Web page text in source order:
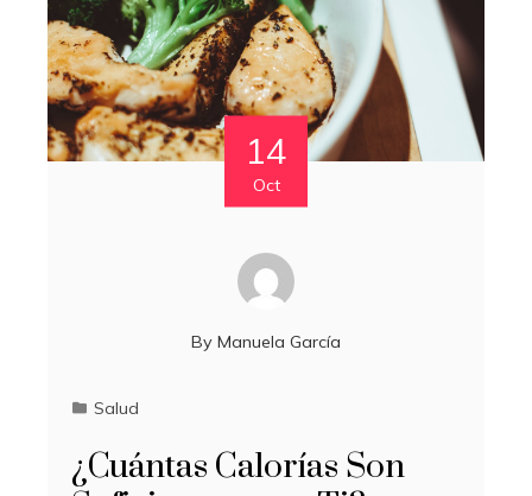
14
Oct
By Manuela García
Salud
¿Cuántas Calorías Son